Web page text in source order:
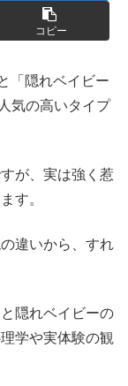
コピー
「隠れベイビー
気の高いタイプ
が、実は強く惹
す。
違いから、すれ
隠れベイビーの
学や実体験の観